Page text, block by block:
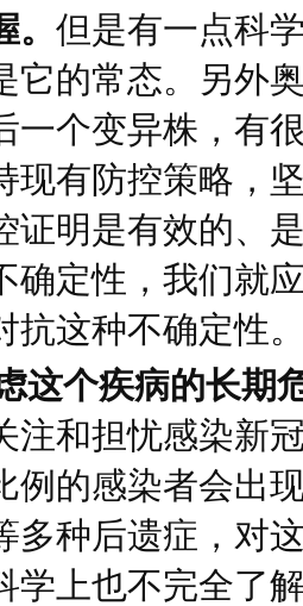
但是有一点科
它的常态。另外
一个变异株，有
现有防控策略，
证明是有效的、
确定性，我们就
抗这种不确定性
这个疾病的长期
注和担忧感染新
例的感染者会出
多种后遗症，对
学上也不完全了